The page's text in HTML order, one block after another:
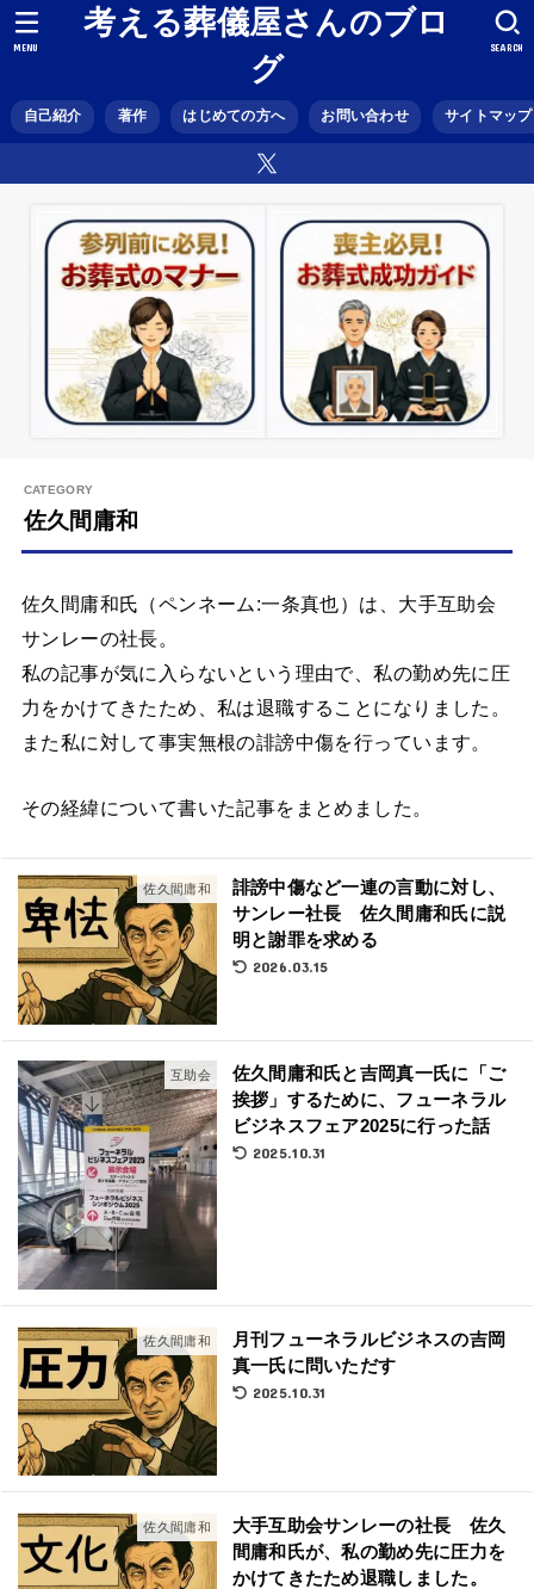
考える葬儀屋さんのブロ
グ
自己紹介 著作 はじめての方へ お問い合わせ サイトマップ
SEARCH
MENU
佐久間庸和
佐久間庸和氏（ペンネーム:一条真也）は、大手互助会
サンレーの社長。
私の記事が気に入らないという理由で、私の勤め先に圧
力をかけてきたため、私は退職することになりました。
また私に対して事実無根の誹謗中傷を行っています。
その経緯について書いた記事をまとめました。
佐久間庸和
誹謗中傷など一連の言動に対し、
サンレー社長 佐久間庸和氏に説
明と謝罪を求める
2026.03.15
互助会
佐久間庸和氏と吉岡真一氏に「ご
挨拶」するために、フューネラル
ビジネスフェア2025に行った話
2025.10.31
佐久間庸和
月刊フューネラルビジネスの吉岡
真一氏に問いただす
2025.10.31
佐久間庸和
大手互助会サンレーの社長 佐久
間庸和氏が、私の勤め先に圧力を
かけてきたため退職しました。